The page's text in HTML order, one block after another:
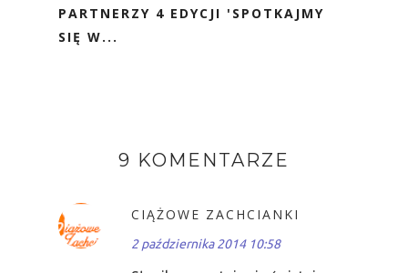
PARTNERZY 4 EDYCJI 'SPOTKAJMY
SIĘ W...
9 KOMENTARZE
CIĄŻOWE ZACHCIANKI
2 października 2014 10:58